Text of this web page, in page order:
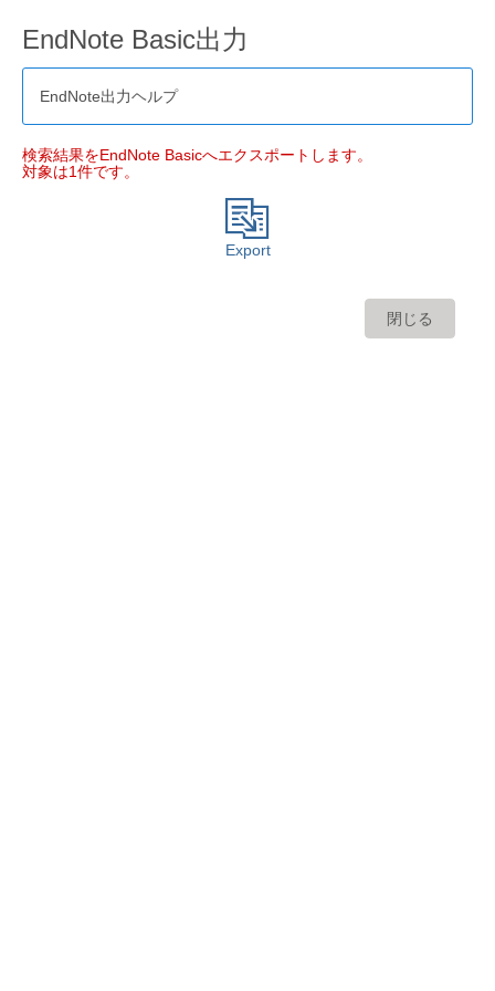
EndNote Basic出力
EndNote出力ヘルプ
検索結果をEndNote Basicへエクスポートします。
対象は1件です。
Export